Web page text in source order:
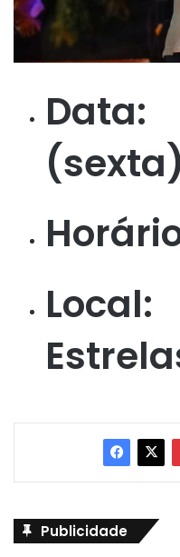
(sexta)
Publicidade